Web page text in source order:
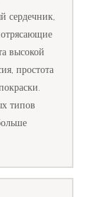
сердечник,
высокой
простота
типов